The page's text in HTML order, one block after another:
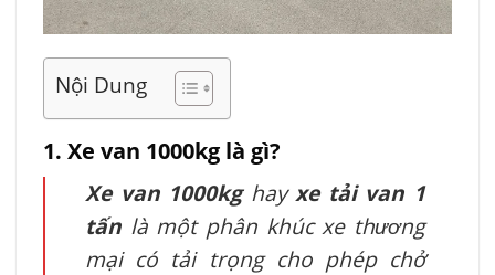
Nội Dung
1. Xe van 1000kg là gì?
Xe van 1000kghayxe tải van 1
tấn là một phân khúc xe thương
mại có tải trọng cho phép chở